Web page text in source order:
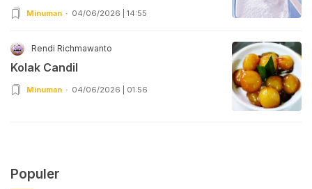
Minuman 04/06/2026 | 14:55
Rendi Richmawanto
Kolak Candil
Minuman 04/06/2026 | 01:56
Populer